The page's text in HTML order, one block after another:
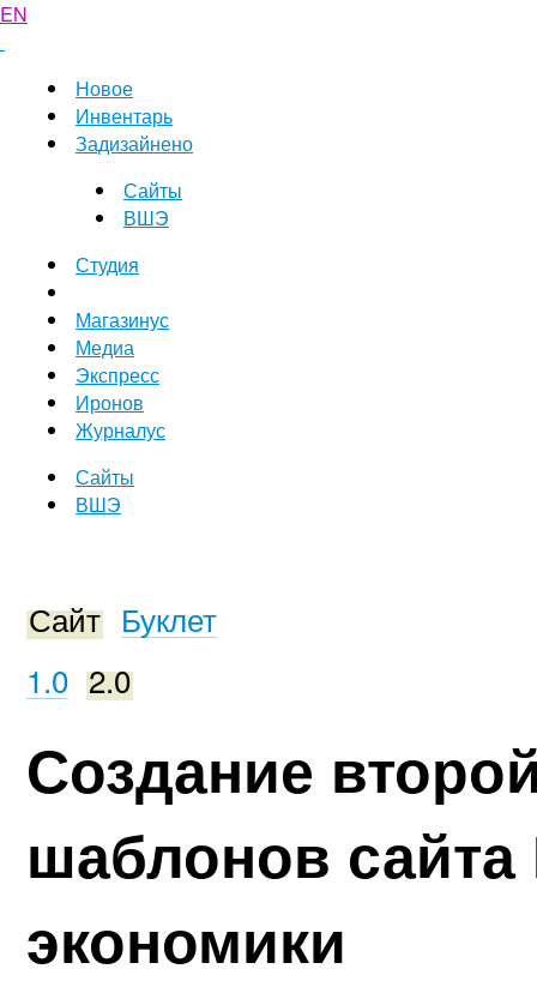
EN
Новое
Инвентарь
Задизайнено
Сайты
ВШЭ
Студия
Магазинус
Медиа
Экспресс
Иронов
Журналус
Сайты
ВШЭ
Сайт Буклет
1.0 2.0
Создание
шаблонов
экономики